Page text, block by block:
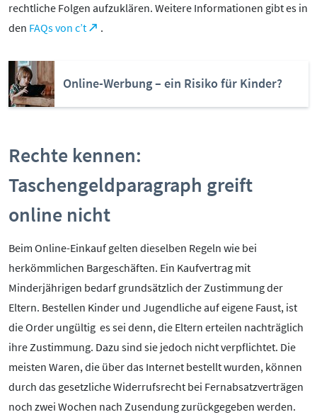
rechtliche Folgen aufzuklären. Weitere Informationen gibt es in
den FAQs von c’t .
Online-Werbung – ein Risiko für Kinder?
Rechte kennen:
Taschengeldparagraph greift
online nicht
Beim Online-Einkauf gelten dieselben Regeln wie bei
herkömmlichen Bargeschäften. Ein Kaufvertrag mit
Minderjährigen bedarf grundsätzlich der Zustimmung der
Eltern. Bestellen Kinder und Jugendliche auf eigene Faust, ist
die Order ungültig ­ es sei denn, die Eltern erteilen nachträglich
ihre Zustimmung. Dazu sind sie jedoch nicht verpflichtet. Die
meisten Waren, die über das Internet bestellt wurden, können
durch das gesetzliche Widerrufsrecht bei Fernabsatzverträgen
noch zwei Wochen nach Zusendung zurückgegeben werden.
ÜBER UNS:
Initiative
Partner
Kooperationen
Impressum
Datenschutz
Elternangebote
Medienkurse
Online-Game
Presse
Mediathek
Mediencoaches
Materialien
Medienquiz